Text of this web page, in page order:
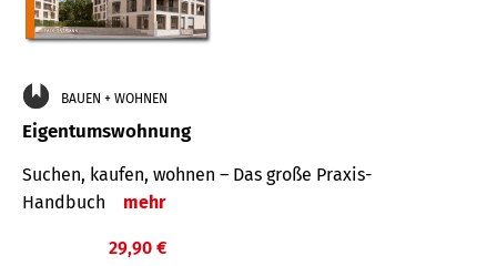
BAUEN + WOHNEN
Eigentumswohnung
Suchen, kaufen, wohnen – Das große Praxis-
Handbuch
mehr
29,90 €